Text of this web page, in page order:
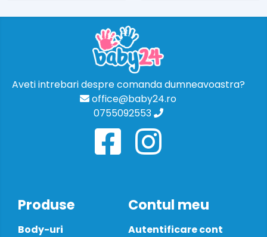
Aveti intrebari despre comanda dumneavoastra?
office@baby24.ro
0755092553
Produse
Body-uri
Contul meu
Autentificare cont